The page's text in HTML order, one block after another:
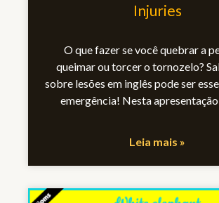
Injuries
O que fazer se você quebrar a
queimar ou torcer o tornozelo?
sobre lesões em inglês pode ser
emergência! Nesta
Leia mais »